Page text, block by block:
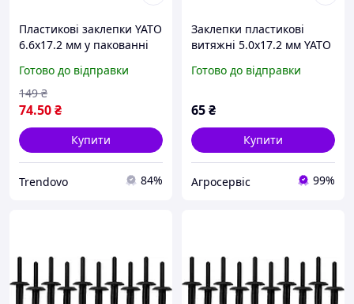
Пластикові заклепки YATO
6.6x17.2 мм у пакованні
кріплення Nylon [250]
Готово до відправки
74.50₴
149 ₴
Купити
Trendovo 84%
Заклепки пластикові
витяжні 5.0x17.2 мм YATO
Готово до відправки
65₴
Купити
Агросервіс 99%